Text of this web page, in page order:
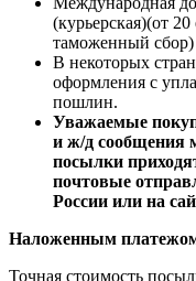
(курьерская)(от
таможенный сбор)
В некоторых
оформления с
пошлин.
Уважаемые
и ж/д сообщения
посылки
почтовые
России или на
Наложенным
Точная стоимость